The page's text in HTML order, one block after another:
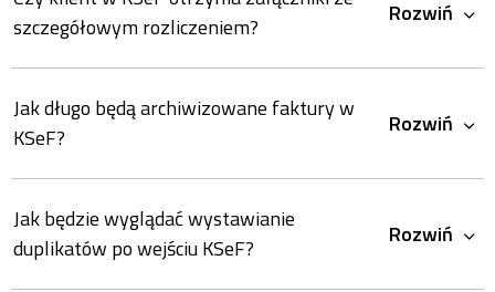
szczegółowym rozliczeniem?
Rozwiń
Jak długo będą archiwizowane faktury w
KSeF?
Rozwiń
Jak będzie wyglądać wystawianie
duplikatów po wejściu KSeF?
Rozwiń